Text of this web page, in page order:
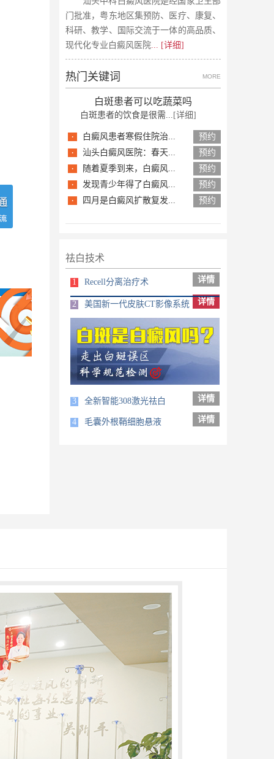
门批准，粤东地区集预防、医疗、康复、
科研、教学、国际交流于一体的高品质、
现代化专业白癜风医院... [详细]
热门关键词 MORE
白斑患者可以吃蔬菜吗
白斑患者的饮食是很需... [详细]
· 白癜风患者寒假住院治... 预约
· 汕头白癜风医院：春天... 预约
· 随着夏季到来，白癜风... 预约
· 发现青少年得了白癜风... 预约
· 四月是白癜风扩散复发... 预约
祛白技术
1 Recell分离治疗术 详情
2 美国新一代皮肤CT影像系统 详情
3 全新智能308激光祛白 详情
4 毛囊外根鞘细胞悬液 详情